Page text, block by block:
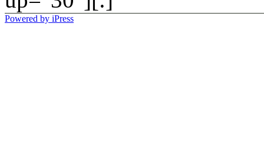
Powered by iPress